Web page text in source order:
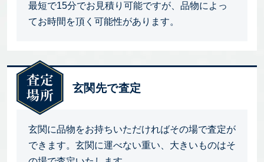
最短で15分でお見積り可能ですが、品物によっ
てお時間を頂く可能性があります。
玄関先で査定
玄関に品物をお持ちいただければその場で査定が
できます。玄関に運べない重い、大きいものはそ